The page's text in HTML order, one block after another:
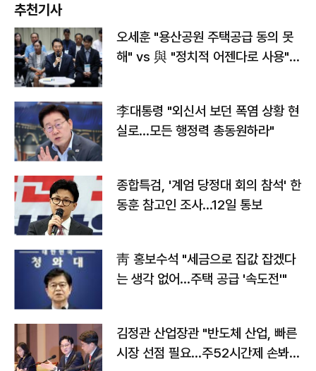
추천기사
오세훈 "용산공원 주택공급 동의 못
해" vs 與 "정치적 어젠다로 사용"
李대통령 "외신서 보던 폭염 상황 현
실로…모든 행정력 총동원하라"
종합특검, '계엄 당정대 회의 참석' 한
동훈 참고인 조사...12일 통보
靑 홍보수석 "세금으로 집값 잡겠다
는 생각 없어…주택 공급 '속도전'"
김정관 산업장관 "반도체 산업, 빠른
시장 선점 필요…주52시간제 손봐